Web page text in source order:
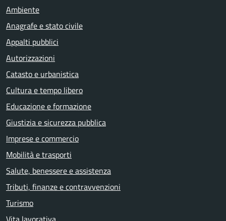
Ambiente
Anagrafe e stato civile
Appalti pubblici
Autorizzazioni
Catasto e urbanistica
Cultura e tempo libero
Educazione e formazione
Giustizia e sicurezza pubblica
Imprese e commercio
Mobilità e trasporti
Salute, benessere e assistenza
Tributi, finanze e contravvenzioni
Turismo